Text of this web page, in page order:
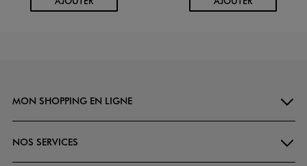
MON SHOPPING EN LIGNE
NOS SERVICES